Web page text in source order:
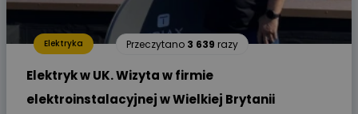
Elektryka Przeczytano 3 639 razy
Elektryk w UK. Wizyta w firmie
elektroinstalacyjnej w Wielkiej Brytanii